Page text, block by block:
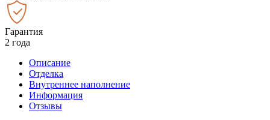
Гарантия
2 года
Описание
Отделка
Внутреннее наполнение
Информация
Отзывы